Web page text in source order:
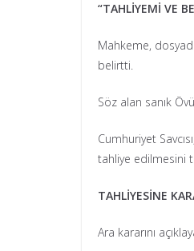
“TAHLİYEMİ VE
Mahkeme,
belirtti.
Söz alan sanık
Cumhuriyet
tahliye edilmesini
TAHLİYESİNE
Ara kararını